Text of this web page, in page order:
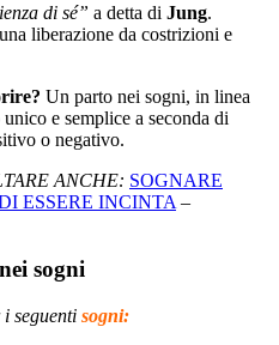
di sé” a detta di Jung.
liberazione da costrizioni e
Un parto nei sogni, in linea
e semplice a seconda di
o negativo.
ANCHE: SOGNARE
ESSERE INCINTA –
sogni
i seguenti sogni: